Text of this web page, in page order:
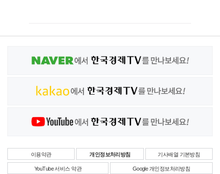
이용약관 개인정보처리방침 기사배열 기본방침
YouTube 서비스 약관 Google 개인정보처리방침